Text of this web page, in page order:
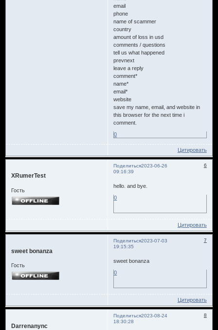
email
phone
name of scammer
country
amount of loss in usd
comments / questions
tell us what happened
prevnext
leave a reply
comment*
name*
email*
website
save my name, email, and website in
this browser for the next time i
comment.
0
Цитировать
Поделиться 6
2023-06-26
09:16:39
XRumerTest
Гость
hello. and bye.
0
Цитировать
Поделиться 7
2023-07-03
19:15:35
sweet bonanza
Гость
sweet bonanza
0
Цитировать
Поделиться 8
2023-08-24
18:30:28
Darrenanync